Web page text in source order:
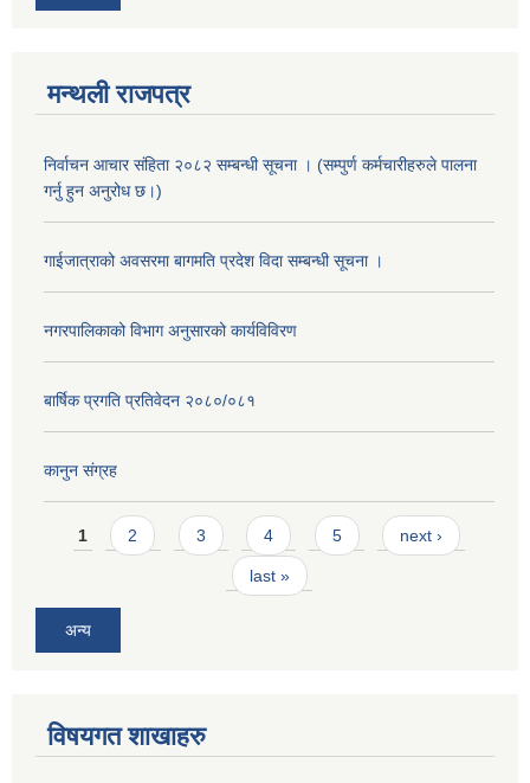
मन्थली राजपत्र
निर्वाचन आचार संहिता २०८२ सम्बन्धी सूचना । (सम्पुर्ण कर्मचारीहरुले पालना
गर्नु हुन अनुरोध छ।)
गाईजात्राको अवसरमा बागमति प्रदेश विदा सम्बन्धी सूचना ।
नगरपालिकाको विभाग अनुसारको कार्यविविरण
बार्षिक प्रगति प्रतिवेदन २०८०/०८१
कानुन संग्रह
Pages
1 2 3 4 5 next ›
last »
अन्य
विषयगत शाखाहरु